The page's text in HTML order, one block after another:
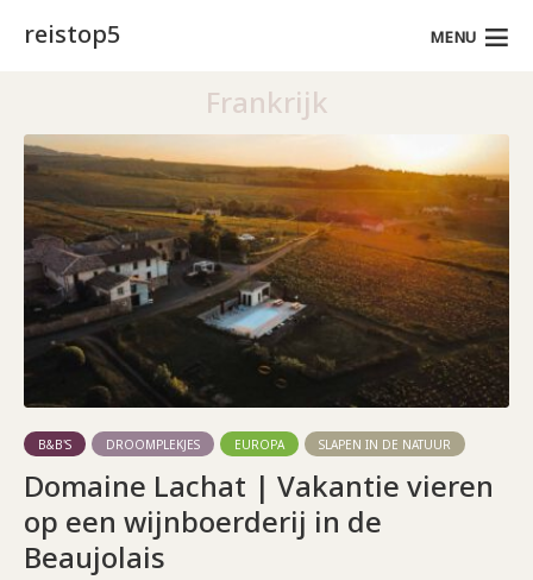
reistop5 MENU
Frankrijk
B&B'S DROOMPLEKJES EUROPA SLAPEN IN DE NATUUR
Domaine Lachat | Vakantie vieren
op een wijnboerderij in de
Beaujolais